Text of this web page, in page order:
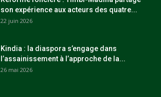
son expérience aux acteurs des quatre...
22 juin 2026
Kindia : la diaspora s’engage dans
l’assainissement à l’approche de la...
26 mai 2026